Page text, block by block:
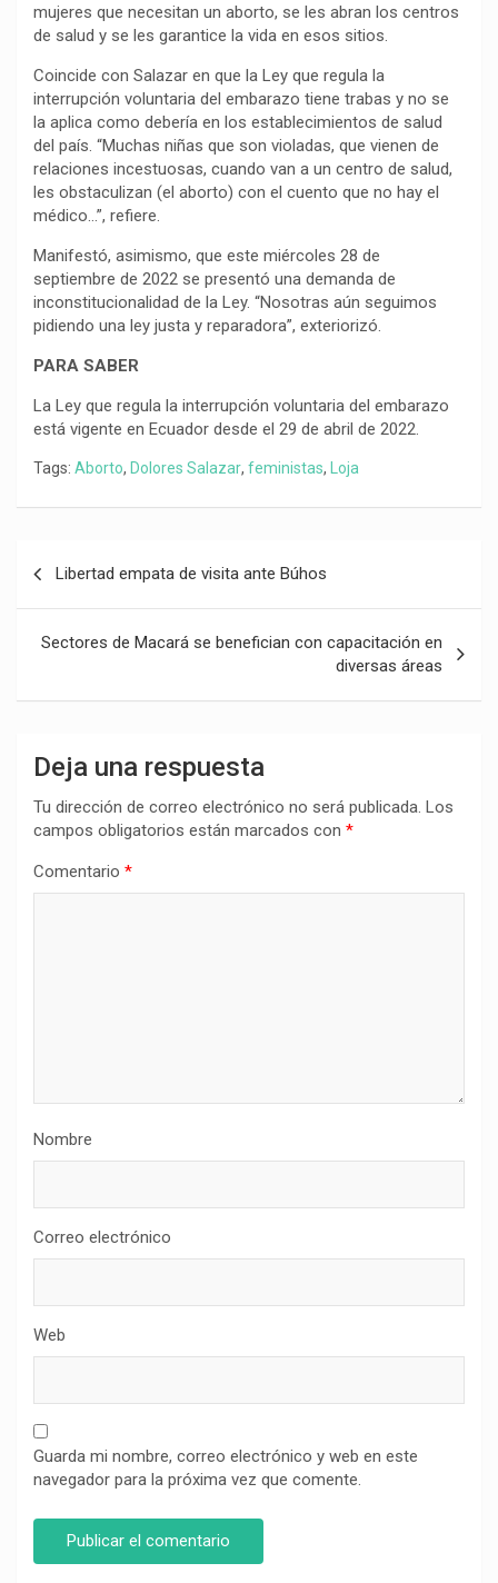
mujeres que necesitan un aborto, se les abran los centros
de salud y se les garantice la vida en esos sitios.
Coincide con Salazar en que la Ley que regula la
interrupción voluntaria del embarazo tiene trabas y no se
la aplica como debería en los establecimientos de salud
del país. “Muchas niñas que son violadas, que vienen de
relaciones incestuosas, cuando van a un centro de salud,
les obstaculizan (el aborto) con el cuento que no hay el
médico…”, refiere.
Manifestó, asimismo, que este miércoles 28 de
septiembre de 2022 se presentó una demanda de
inconstitucionalidad de la Ley. “Nosotras aún seguimos
pidiendo una ley justa y reparadora”, exteriorizó.
PARA SABER
La Ley que regula la interrupción voluntaria del embarazo
está vigente en Ecuador desde el 29 de abril de 2022.
Tags: Aborto, Dolores Salazar, feministas, Loja
entradas
Libertad empata de visita ante Búhos
Sectores de Macará se benefician con capacitación en
diversas áreas
Deja una respuesta
Tu dirección de correo electrónico no será publicada. Los
campos obligatorios están marcados con *
Comentario *
Nombre
Correo electrónico
Web
Guarda mi nombre, correo electrónico y web en este
navegador para la próxima vez que comente.